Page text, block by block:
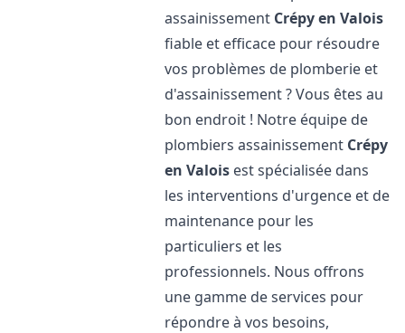
assainissement Crépy en Valois
fiable et efficace pour résoudre
vos problèmes de plomberie et
d'assainissement ? Vous êtes au
bon endroit ! Notre équipe de
plombiers assainissement Crépy
en Valois est spécialisée dans
les interventions d'urgence et de
maintenance pour les
particuliers et les
professionnels. Nous offrons
une gamme de services pour
répondre à vos besoins,